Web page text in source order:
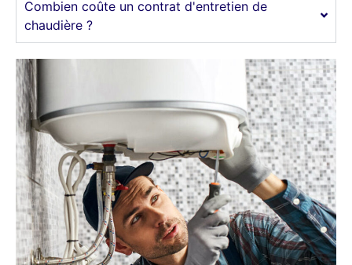
Combien coûte un contrat d'entretien de
chaudière ?